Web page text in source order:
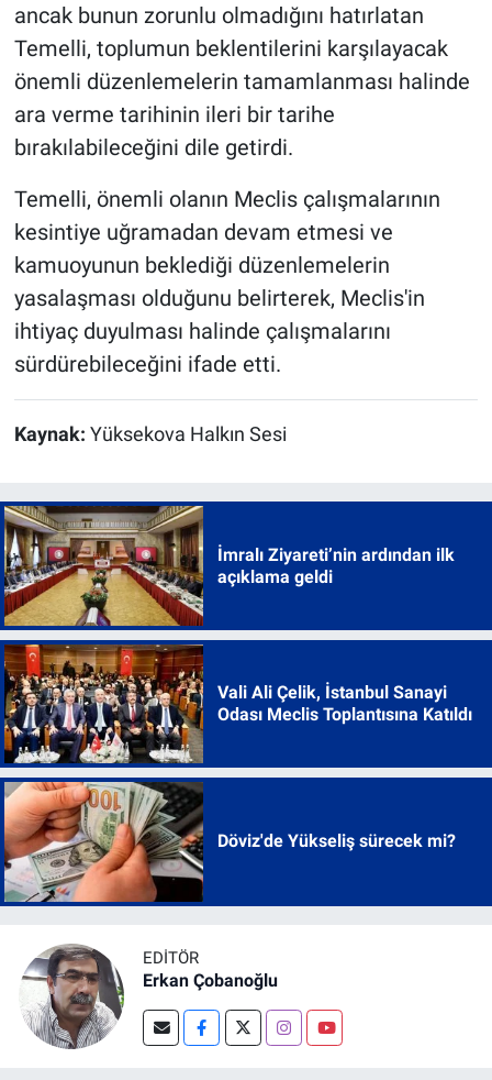
ancak bunun zorunlu olmadığını hatırlatan
Temelli, toplumun beklentilerini karşılayacak
önemli düzenlemelerin tamamlanması halinde
ara verme tarihinin ileri bir tarihe
bırakılabileceğini dile getirdi.
Temelli, önemli olanın Meclis çalışmalarının
kesintiye uğramadan devam etmesi ve
kamuoyunun beklediği düzenlemelerin
yasalaşması olduğunu belirterek, Meclis'in
ihtiyaç duyulması halinde çalışmalarını
sürdürebileceğini ifade etti.
Kaynak: Yüksekova Halkın Sesi
İmralı Ziyareti’nin ardından ilk
açıklama geldi
Vali Ali Çelik, İstanbul Sanayi
Odası Meclis Toplantısına Katıldı
Döviz'de Yükseliş sürecek mi?
EDITÖR
Erkan Çobanoğlu